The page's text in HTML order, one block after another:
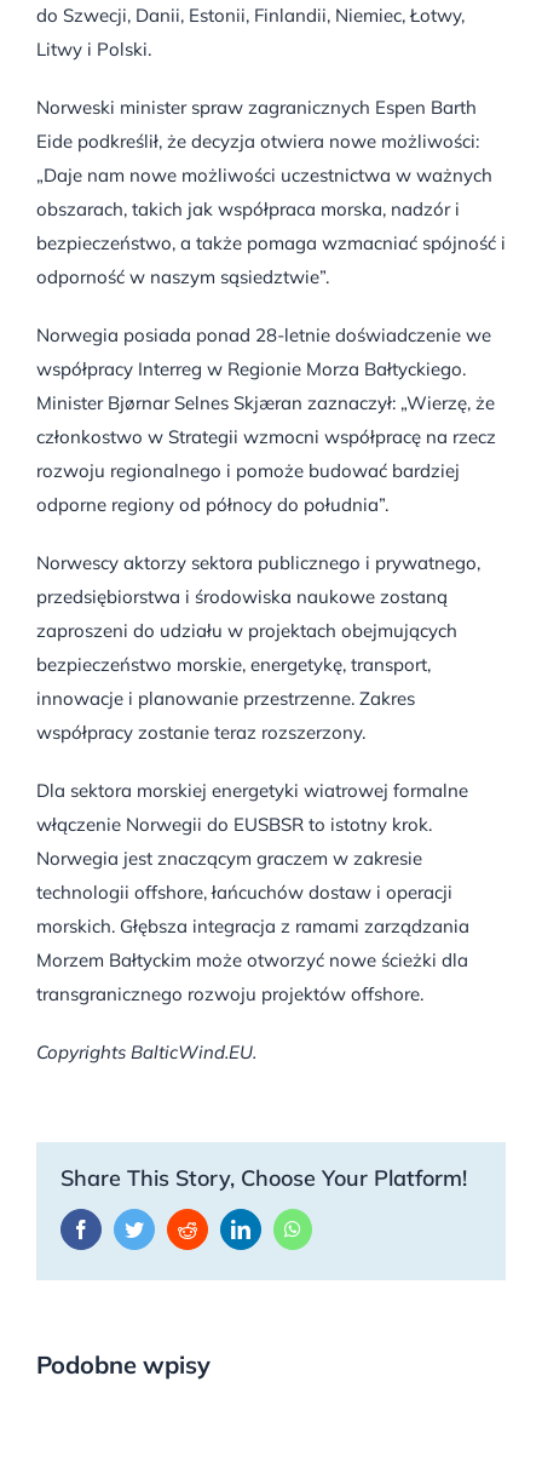
do Szwecji, Danii, Estonii, Finlandii, Niemiec, Łotwy,
Litwy i Polski.
Norweski minister spraw zagranicznych Espen Barth
Eide podkreślił, że decyzja otwiera nowe możliwości:
„Daje nam nowe możliwości uczestnictwa w ważnych
obszarach, takich jak współpraca morska, nadzór i
bezpieczeństwo, a także pomaga wzmacniać spójność i
odporność w naszym sąsiedztwie”.
Norwegia posiada ponad 28-letnie doświadczenie we
współpracy Interreg w Regionie Morza Bałtyckiego.
Minister Bjørnar Selnes Skjæran zaznaczył: „Wierzę, że
członkostwo w Strategii wzmocni współpracę na rzecz
rozwoju regionalnego i pomoże budować bardziej
odporne regiony od północy do południa”.
Norwescy aktorzy sektora publicznego i prywatnego,
przedsiębiorstwa i środowiska naukowe zostaną
zaproszeni do udziału w projektach obejmujących
bezpieczeństwo morskie, energetykę, transport,
innowacje i planowanie przestrzenne. Zakres
współpracy zostanie teraz rozszerzony.
Dla sektora morskiej energetyki wiatrowej formalne
włączenie Norwegii do EUSBSR to istotny krok.
Norwegia jest znaczącym graczem w zakresie
technologii offshore, łańcuchów dostaw i operacji
morskich. Głębsza integracja z ramami zarządzania
Morzem Bałtyckim może otworzyć nowe ścieżki dla
transgranicznego rozwoju projektów offshore.
Copyrights BalticWind.EU.
Share This Story, Choose Your Platform!
FacebookTwitterRedditLinkedInWhatsApp
Podobne wpisy